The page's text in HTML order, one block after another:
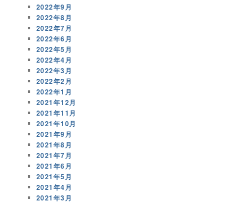
2022年9月
2022年8月
2022年7月
2022年6月
2022年5月
2022年4月
2022年3月
2022年2月
2022年1月
2021年12月
2021年11月
2021年10月
2021年9月
2021年8月
2021年7月
2021年6月
2021年5月
2021年4月
2021年3月